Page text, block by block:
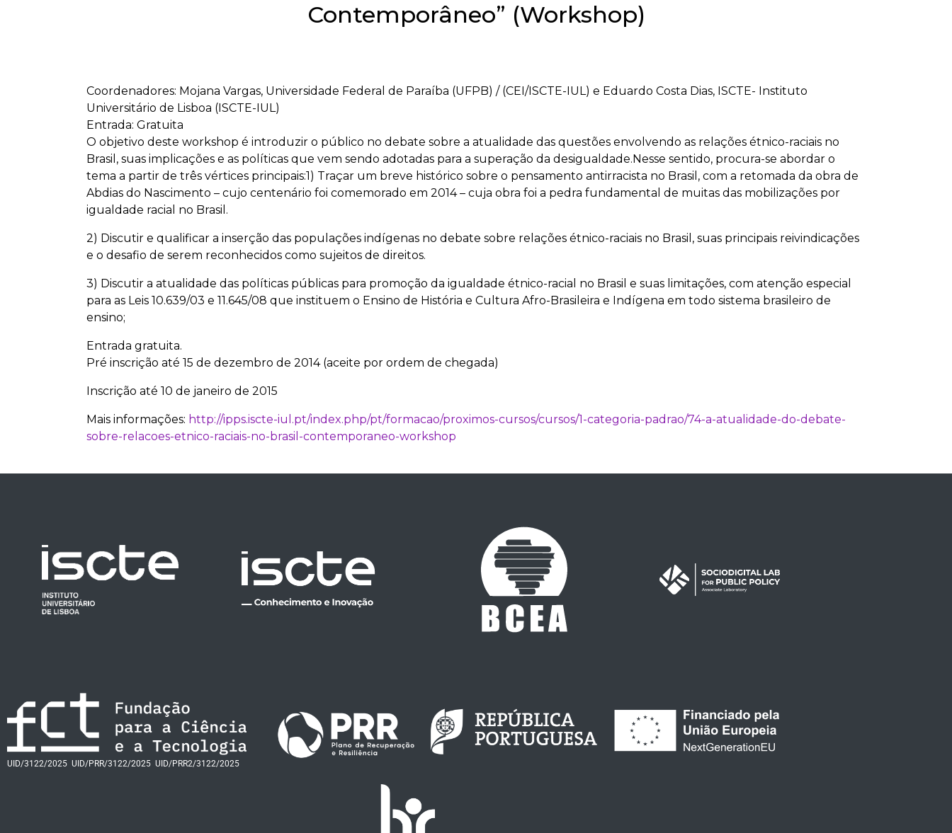
Contemporâneo” (Workshop)
Coordenadores: Mojana Vargas, Universidade Federal de Paraíba (UFPB) / (CEI/ISCTE-IUL) e Eduardo Costa Dias, ISCTE- Instituto
Universitário de Lisboa (ISCTE-IUL)
Entrada: Gratuita
O objetivo deste workshop é introduzir o público no debate sobre a atualidade das questões envolvendo as relações étnico-raciais no
Brasil, suas implicações e as políticas que vem sendo adotadas para a superação da desigualdade.Nesse sentido, procura-se abordar o
tema a partir de três vértices principais:1) Traçar um breve histórico sobre o pensamento antirracista no Brasil, com a retomada da obra de
Abdias do Nascimento – cujo centenário foi comemorado em 2014 – cuja obra foi a pedra fundamental de muitas das mobilizações por
igualdade racial no Brasil.
2) Discutir e qualificar a inserção das populações indígenas no debate sobre relações étnico-raciais no Brasil, suas principais reivindicações
e o desafio de serem reconhecidos como sujeitos de direitos.
3) Discutir a atualidade das políticas públicas para promoção da igualdade étnico-racial no Brasil e suas limitações, com atenção especial
para as Leis 10.639/03 e 11.645/08 que instituem o Ensino de História e Cultura Afro-Brasileira e Indígena em todo sistema brasileiro de
ensino;
Entrada gratuita.
Pré inscrição até 15 de dezembro de 2014 (aceite por ordem de chegada)
Inscrição até 10 de janeiro de 2015
Mais informações: http://ipps.iscte-iul.pt/index.php/pt/formacao/proximos-cursos/cursos/1-categoria-padrao/74-a-atualidade-do-debate-
sobre-relacoes-etnico-raciais-no-brasil-contemporaneo-workshop
UID/3122/2025 UID/PRR/3122/2025 UID/PRR2/3122/2025